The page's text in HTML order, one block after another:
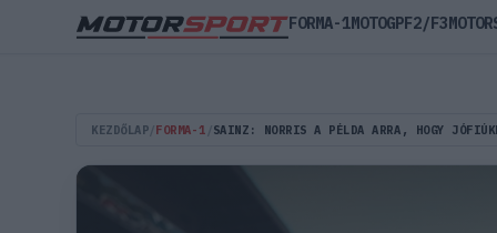
KEZDŐLAP FORMA-1 SAINZ: NORRIS A PÉLDA ARRA, HOGY
FORMA-1MOTOGPF2/F3